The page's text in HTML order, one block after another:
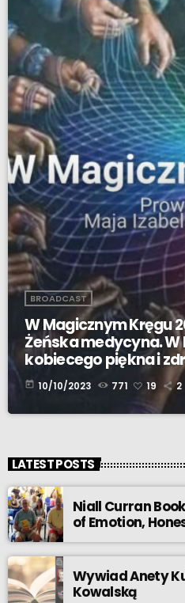
BROADCAST
W Magicznym Kręgu
Żeńska medycyna.
kobiecego piękna i
today 10/10/2023 771 19 2
LATEST POSTS
Niall Curran
of Emotion,
Wywiad Anety
Kowalską